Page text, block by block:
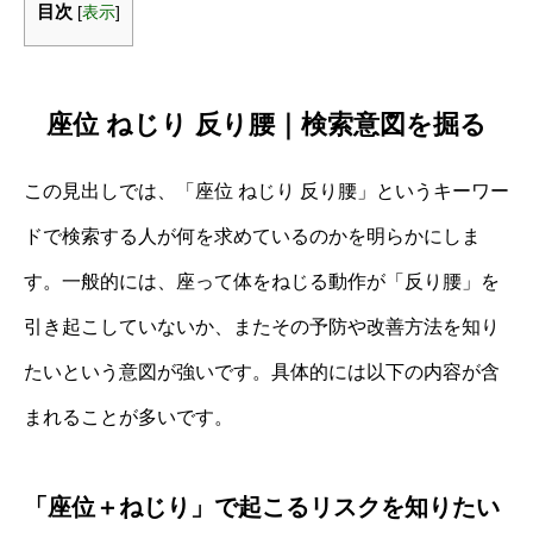
目次 [表示]
座位 ねじり 反り腰｜検索意図を掘る
この見出しでは、「座位 ねじり 反り腰」というキーワー
ドで検索する人が何を求めているのかを明らかにしま
す。一般的には、座って体をねじる動作が「反り腰」を
引き起こしていないか、またその予防や改善方法を知り
たいという意図が強いです。具体的には以下の内容が含
まれることが多いです。
「座位＋ねじり」で起こるリスクを知りたい